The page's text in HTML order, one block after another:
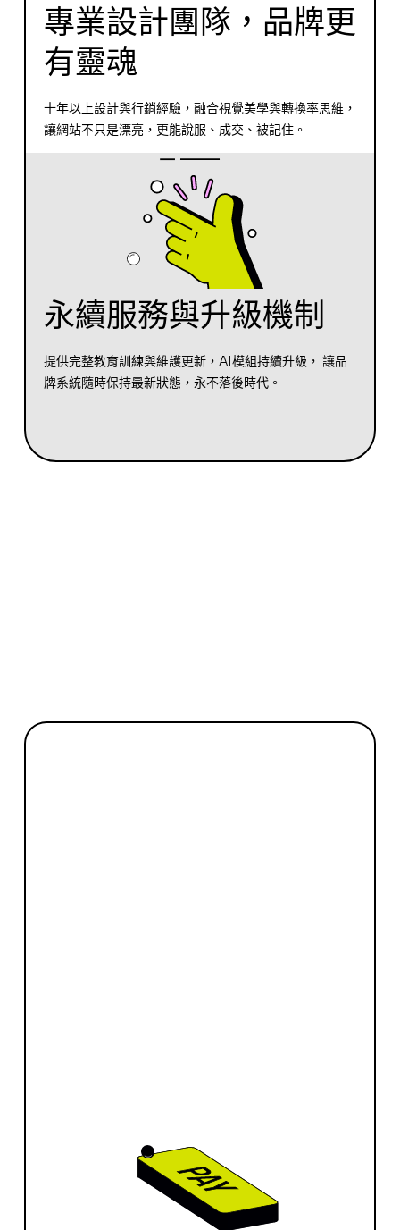
專業設計團隊，品牌更
有靈魂
十年以上設計與行銷經驗，融合視覺美學與轉換率思維，
讓網站不只是漂亮，更能說服、成交、被記住。
永續服務與升級機制
提供完整教育訓練與維護更新，AI模組持續升級， 讓品
牌系統隨時保持最新狀態，永不落後時代。